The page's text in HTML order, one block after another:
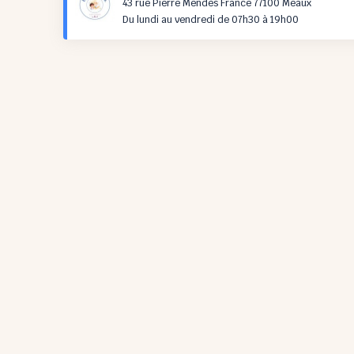
43 rue Pierre Mendès France 77100 Meaux
Du lundi au vendredi de 07h30 à 19h00